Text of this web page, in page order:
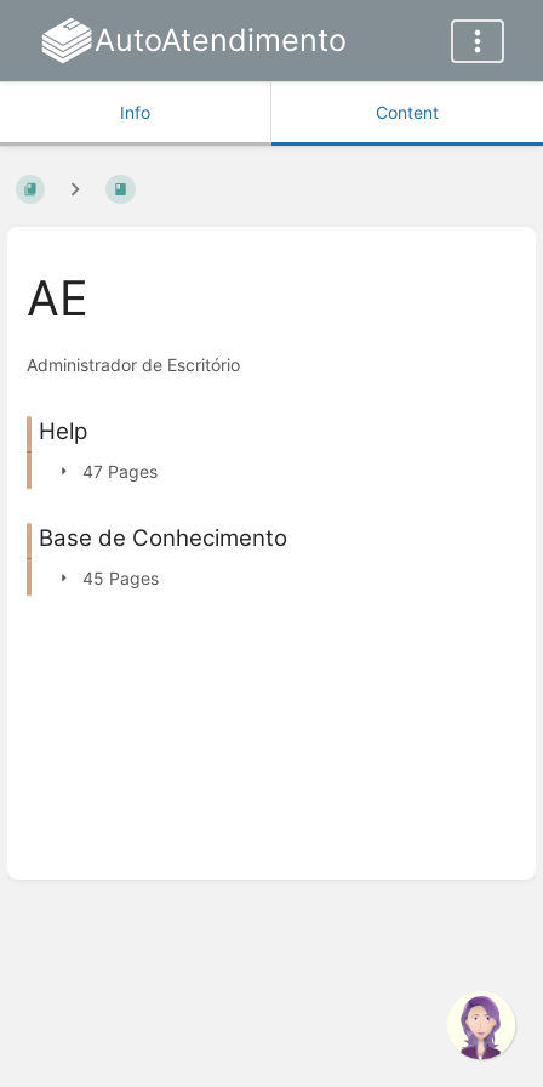
AutoAtendimento
Info Content
AE
Administrador de Escritório
Help
47 Pages
Base de Conhecimento
45 Pages